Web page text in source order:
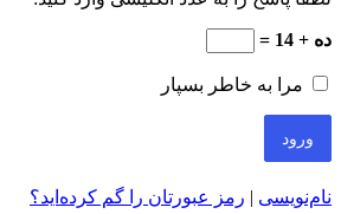
ده + 14 =
مرا به خاطر بسپار
نام‌نویسی | رمز عبورتان را گم کرده‌اید؟